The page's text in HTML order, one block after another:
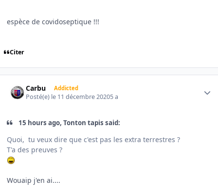
espèce de covidoseptique !!!
Citer
Carbu Addicted
Posté(e) le 11 décembre 20205 a
15 hours ago, Tonton tapis said:
Quoi, tu veux dire que c'est pas les extra terrestres ?
T'a des preuves ?
Wouaip j'en ai....